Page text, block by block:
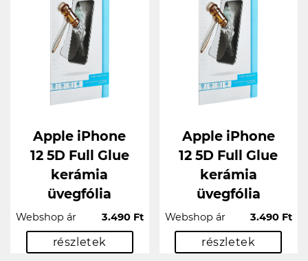
Apple iPhone
12 5D Full Glue
kerámia
üvegfólia
Webshop ár 3.490 Ft
részletek
Apple iPhone
12 5D Full Glue
kerámia
üvegfólia
Webshop ár 3.490 Ft
részletek